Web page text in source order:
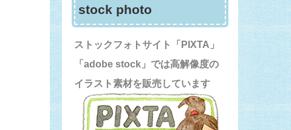
stock photo
ストックフォトサイト「PIXTA」
「adobe stock」では高解像度の
イラスト素材を販売しています